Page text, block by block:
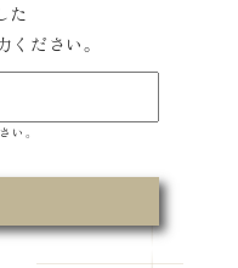
た
ださい。
い。